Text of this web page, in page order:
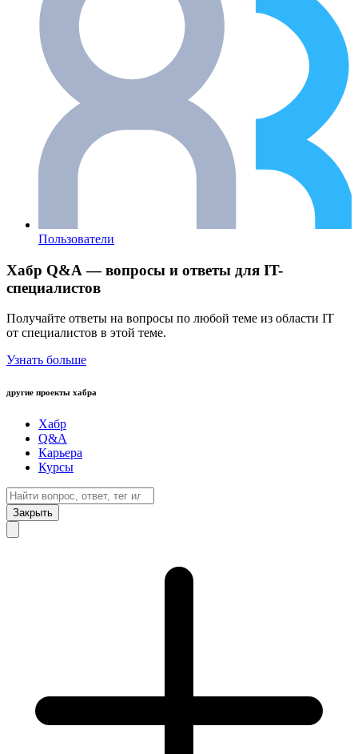
Пользователи
Хабр Q&A — вопросы и ответы для IT-
специалистов
Получайте ответы на вопросы по любой теме из области IT
от специалистов в этой теме.
Узнать больше
другие проекты хабра
Хабр
Q&A
Карьера
Курсы
Закрыть